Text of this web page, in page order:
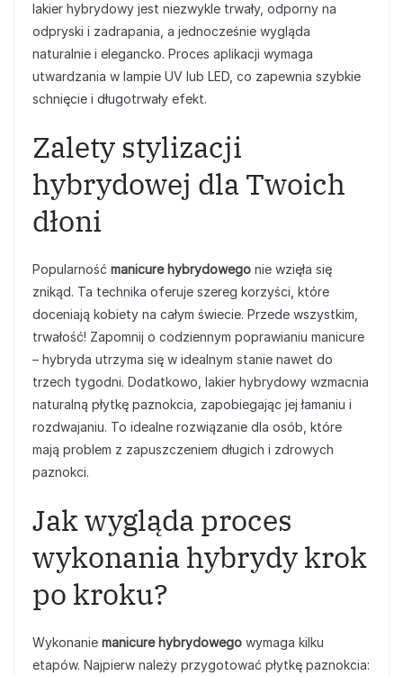
lakier hybrydowy jest niezwykle trwały, odporny na
odpryski i zadrapania, a jednocześnie wygląda
naturalnie i elegancko. Proces aplikacji wymaga
utwardzania w lampie UV lub LED, co zapewnia szybkie
schnięcie i długotrwały efekt.
Zalety stylizacji
hybrydowej dla Twoich
dłoni
Popularność manicure hybrydowego nie wzięła się
znikąd. Ta technika oferuje szereg korzyści, które
doceniają kobiety na całym świecie. Przede wszystkim,
trwałość! Zapomnij o codziennym poprawianiu manicure
– hybryda utrzyma się w idealnym stanie nawet do
trzech tygodni. Dodatkowo, lakier hybrydowy wzmacnia
naturalną płytkę paznokcia, zapobiegając jej łamaniu i
rozdwajaniu. To idealne rozwiązanie dla osób, które
mają problem z zapuszczeniem długich i zdrowych
paznokci.
Jak wygląda proces
wykonania hybrydy krok
po kroku?
Wykonanie manicure hybrydowego wymaga kilku
etapów. Najpierw należy przygotować płytkę paznokcia: